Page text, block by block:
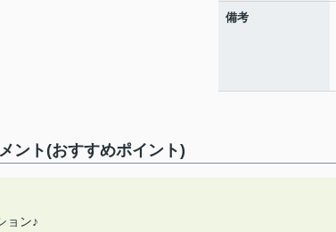
備考
ント(おすすめポイント)
ョン♪